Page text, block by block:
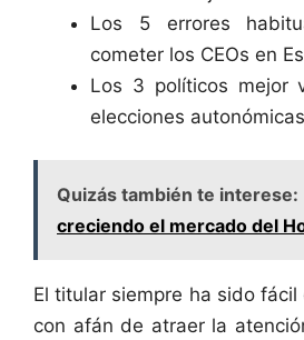
Los 5 errores
cometer los CEOs en
Los 3 políticos mejor
elecciones
Quizás también te interese:
creciendo el mercado del
El titular siempre ha sido
con afán de atraer la